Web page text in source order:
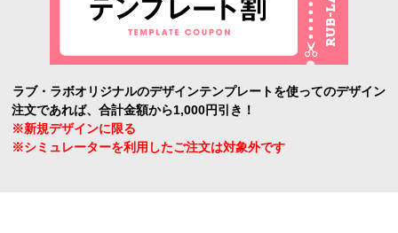
ラブ・ラボオリジナルのデザインテンプレートを使ってのデザイン
注文であれば、合計金額から1,000円引き！
※新規デザインに限る
※シミュレーターを利用したご注文は対象外です